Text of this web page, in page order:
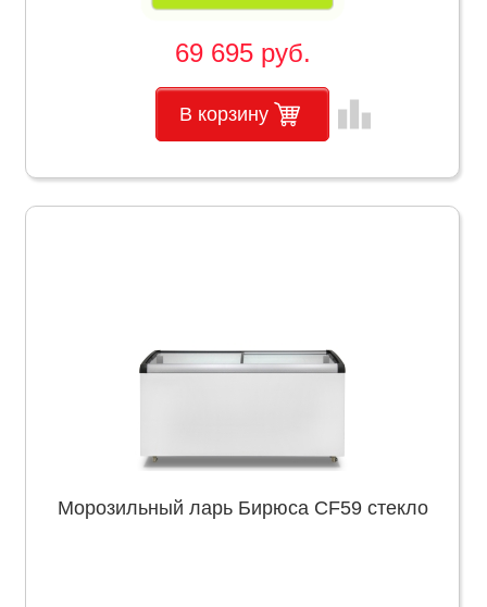
69 695 руб.
В корзину leaderboard
Морозильный ларь Бирюса CF59 стекло